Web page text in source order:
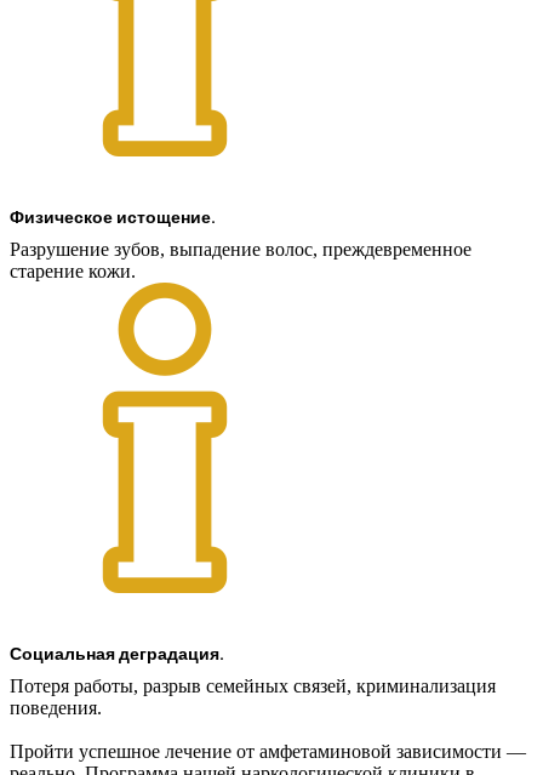
Физическое истощение.
Разрушение зубов, выпадение волос, преждевременное
старение кожи.
Социальная деградация.
Потеря работы, разрыв семейных связей, криминализация
поведения.
Пройти успешное лечение от амфетаминовой зависимости —